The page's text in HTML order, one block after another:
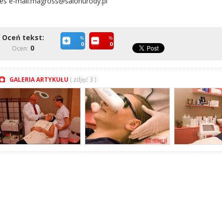
Oceń tekst:
Ocen: 0
%
0
%
0
GALERIA ARTYKUŁU ( zdjęć 3 )